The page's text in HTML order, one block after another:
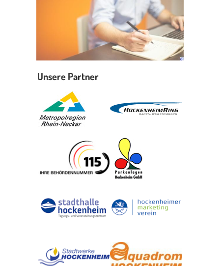
Unsere Partner